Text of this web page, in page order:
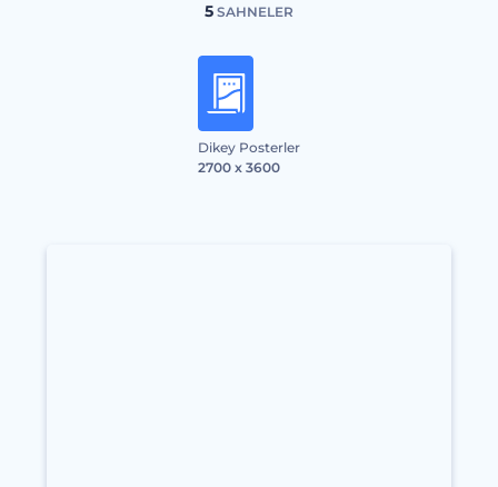
5 SAHNELER
Dikey Posterler
2700 x 3600